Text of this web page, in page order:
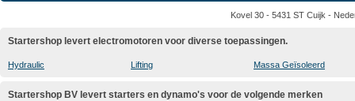
Kovel 30 - 5431 ST Cuijk -
Startershop levert electromotoren voor diverse toepassingen.
Hydraulic Lifting Massa Geïsoleerd
Startershop BV levert starters en dynamo's voor de volgende merken